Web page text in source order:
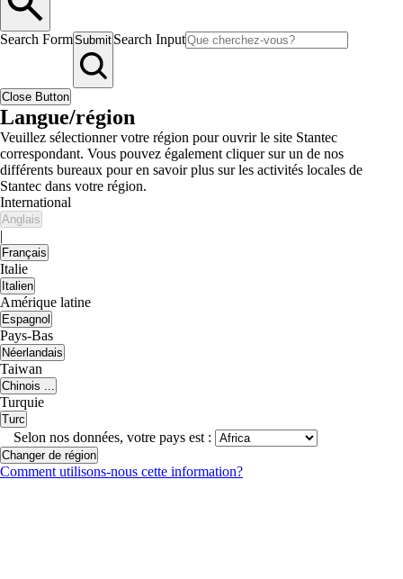
Search FormSubmit Search Input
Close Button
Langue/région
Veuillez sélectionner votre région pour ouvrir le site Stantec
correspondant. Vous pouvez également cliquer sur un de nos
différents bureaux pour en savoir plus sur les activités locales de
Stantec dans votre région.
International
Anglais
|
Français
Italie
Italien
Amérique latine
Espagnol
Pays-Bas
Néerlandais
Taiwan
Chinois ...
Turquie
Turc
Selon nos données, votre pays est :
Changer de région
Comment utilisons-nous cette information?